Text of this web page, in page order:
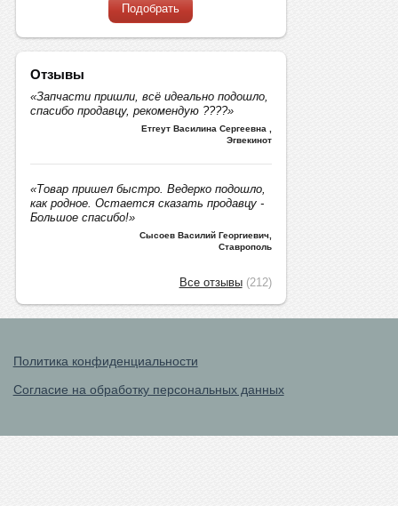
Подобрать
Отзывы
«Запчасти пришли, всё идеально подошло,
спасибо продавцу, рекомендую ????»
Етгеут Василина Сергеевна
Эгвекинот
«Товар пришел быстро. Ведерко подошло,
как родное. Остается сказать продавцу -
Большое спасибо!»
Сысоев Василий Георгиевич,
Ставрополь
Все отзывы(212)
Политика конфиденциальности
Согласие на обработку персональных данных